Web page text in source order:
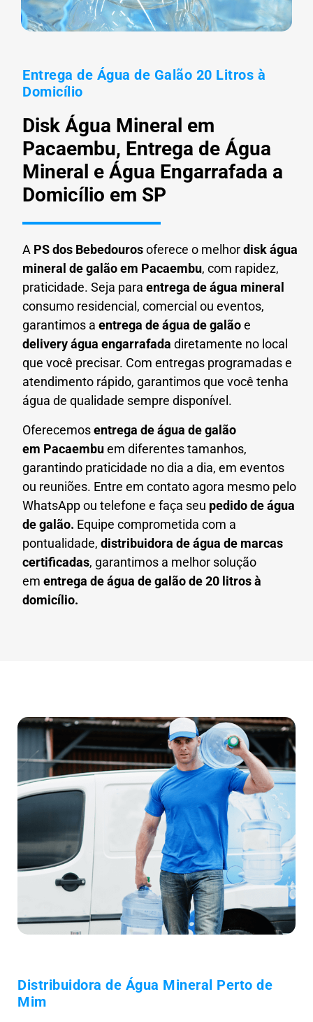
Entrega de Água de Galão 20 Litros à
Domicílio
Disk Água Mineral em
Pacaembu, Entrega de Água
Mineral e Água Engarrafada a
Domicílio em SP
A PS dos Bebedourosoferece o melhordisk água
mineral de galão em Pacaembu, com rapidez,
praticidade. Seja para entrega de água mineral
consumo residencial, comercial ou eventos,
garantimos a entrega de água de galãoe
delivery água engarrafada diretamente no local
que você precisar. Com entregas programadas e
atendimento rápido, garantimos que você tenha
água de qualidade sempre disponível.
Oferecemosentrega de água de galão
em Pacaembuem diferentes tamanhos,
garantindo praticidade no dia a dia, em eventos
ou reuniões. Entre em contato agora mesmo pelo
WhatsApp ou telefone e faça seu pedido de água
de galão. Equipe comprometida com a
pontualidade, distribuidora de água de marcas
certificadas, garantimos a melhor solução
em entrega de água de galão de 20 litros à
domicílio.
Distribuidora de Água Mineral Perto de
Mim